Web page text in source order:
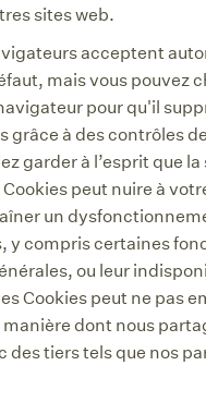
sites web.
acceptent
mais vous pouvez
pour qu'il
grâce à des contrôles
garder à l’esprit que
peut nuire à
un
y compris certaines
ou leur
Cookies peut ne pas
dont nous
des tiers tels que nos